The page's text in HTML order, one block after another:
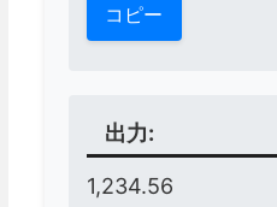
コピー
出力:
1,234.56